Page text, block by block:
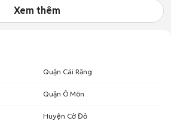
Xem thêm
Quận Cái Răng
Quận Ô Môn
Huyện Cờ Đỏ